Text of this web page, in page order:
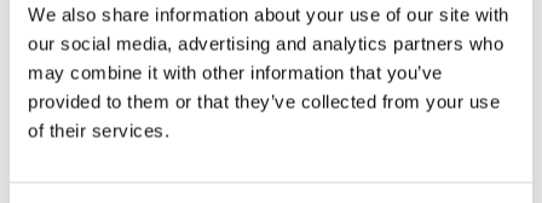
We also share information about your use of our site with
our social media, advertising and analytics partners who
may combine it with other information that you’ve
provided to them or that they’ve collected from your use
of their services.